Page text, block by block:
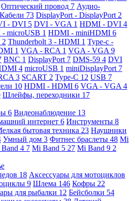
Оптический провод 7 Аудио-
73 DisplayPort - DisplayPort 2
- DVI 5 DVI - VGA 1 HDMI - DVI 4
microUSB 1 HDMI - miniHDMI 6
2 Thunderbolt 3 - HDMI 1 Type-c -
1 VGA - RCA 1 VGA - VGA 9
BNC 1 DisplayPort 7 DMS-59 4 DVI
4 microUSB 1 miniDisplayPort 7
3 SCART 2 Type-C 12 USB 7
10 HDMI - HDMI 6 VGA - VGA 4
Шлейфы, переходники 17
6 Видеонаблюдение 13
интернет 6 Инструменты 8
бытовая техника 23 Наушники
Умный дом 3 Фитнес браслеты 48 Mi
4 7 Mi Band 5 27 Mi Band 9 2
18 Аксессуары для мотоциклов
9 Шлема 146 Кофры 22
для рыбалки 12 Бейсболки 54